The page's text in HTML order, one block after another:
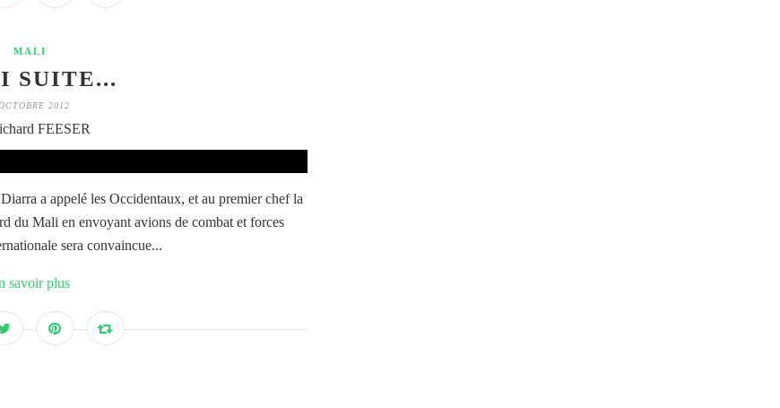
MALI
SUITE...
2012
FEESER
a appelé les Occidentaux, et au premier chef la
du Mali en envoyant avions de combat et forces
sera convaincue...
savoir plus